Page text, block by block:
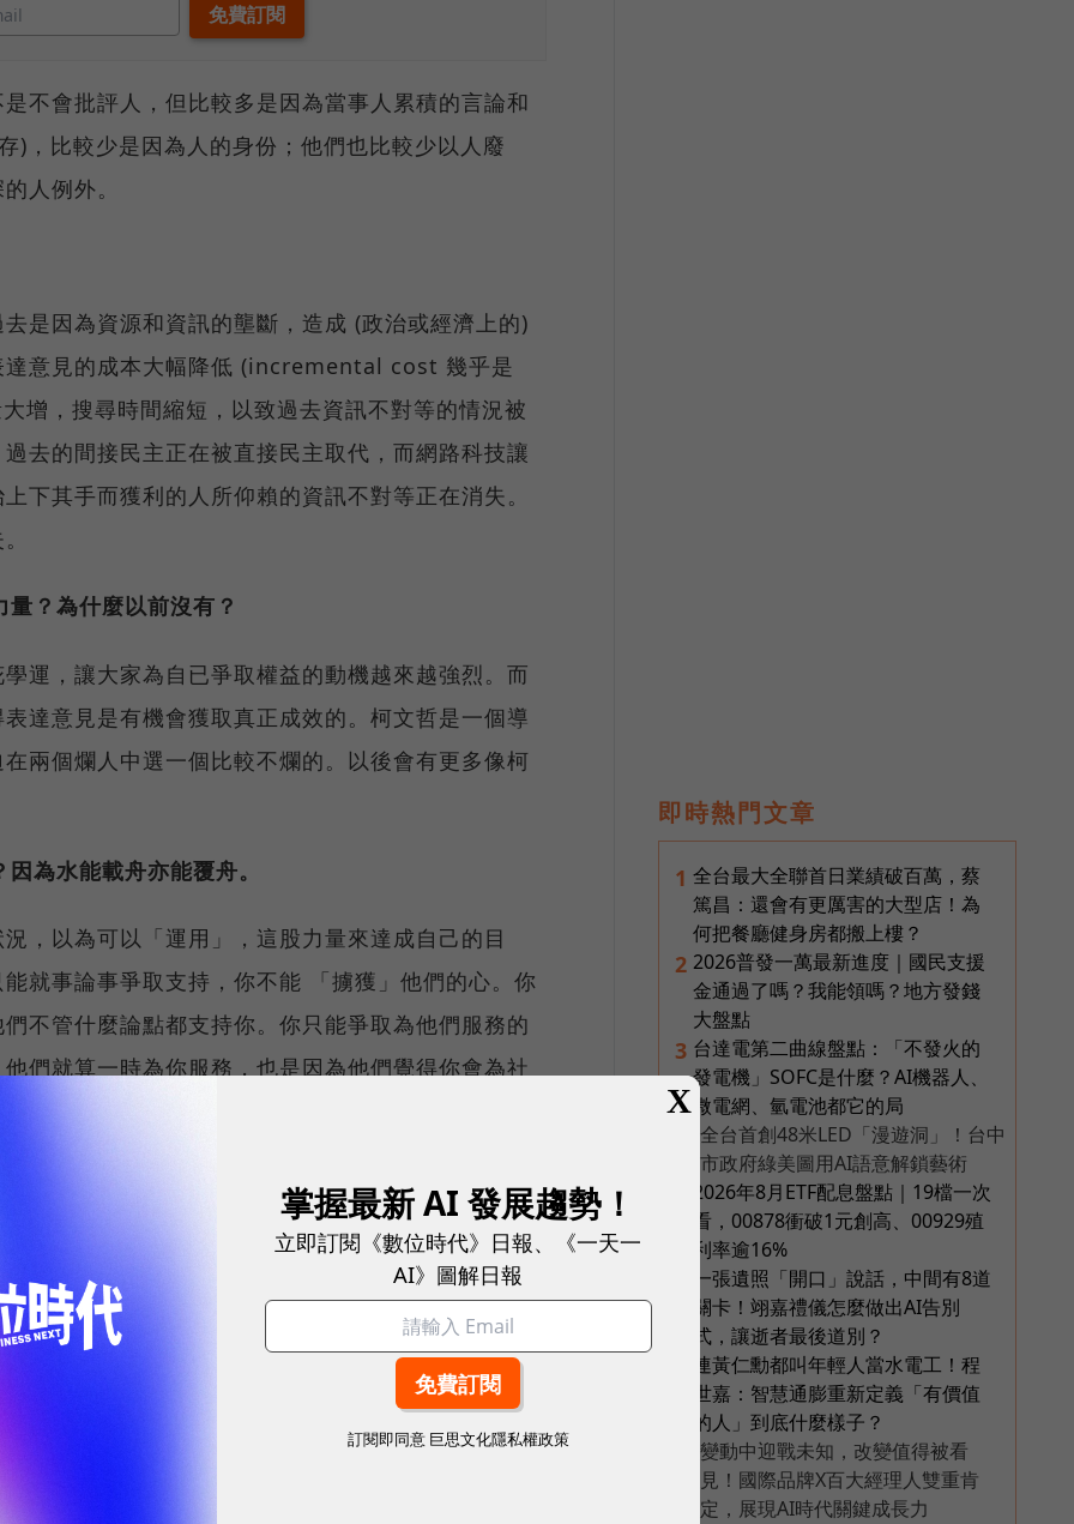
不會批評人，但比較多是因為當事人累積的言論和
)，比較少是因為人的身份；他們也比較少以人廢
人例外。
是因為資源和資訊的壟斷，造成 (政治或經濟上的)
達意見的成本大幅降低 (incremental cost 幾乎是
增，搜尋時間縮短，以致過去資訊不對等的情況被
去的間接民主正在被直接民主取代，而網路科技讓
下其手而獲利的人所仰賴的資訊不對等正在消失。
？為什麼以前沒有？
運，讓大家為自已爭取權益的動機越來越強烈。而
達意見是有機會獲取真正成效的。柯文哲是一個導
兩個爛人中選一個比較不爛的。以後會有更多像柯
為水能載舟亦能覆舟。
，以為可以「運用」，這股力量來達成自己的目
就事論事爭取支持，你不能 「擄獲」他們的心。你
不管什麼論點都支持你。你只能爭取為他們服務的
們就算一時為你服務，也是因為他們覺得你會為社
黨當年一樣。但這次柯文哲現象不一樣的是：他不
他的聰明才智投入一件事情，他會學得很透徹，政
他更是一般政治人物無法比較的。他能夠快速地學
，而不是試圖以自己個人的意見領導別，讓很多人
即時熱門文章
1 全台最大全聯首日業績破百萬，蔡
篤昌：還會有更厲害的大型店！為
何把餐廳健身房都搬上樓？
2 2026普發一萬最新進度｜國民支援
金通過了嗎？我能領嗎？地方發錢
大盤點
3 台達電第二曲線盤點：「不發火的
發電機」SOFC是什麼？AI機器人、
微電網、氫電池都它的局
全台首創48米LED「漫遊洞」！台中
市政府綠美圖用AI語意解鎖藝術
2026年8月ETF配息盤點｜19檔一次
看，00878衝破1元創高、00929殖
利率逾16%
一張遺照「開口」說話，中間有8道
關卡！翊嘉禮儀怎麼做出AI告別
式，讓逝者最後道別？
連黃仁勳都叫年輕人當水電工！程
世嘉：智慧通膨重新定義「有價值
的人」到底什麼樣子？
變動中迎戰未知，改變值得被看
見！國際品牌X百大經理人雙重肯
定，展現AI時代關鍵成長力
X
掌握最新 AI 發展趨勢！
立即訂閱《數位時代》日報、《一天一
AI》圖解日報
訂閱即同意 巨思文化隱私權政策